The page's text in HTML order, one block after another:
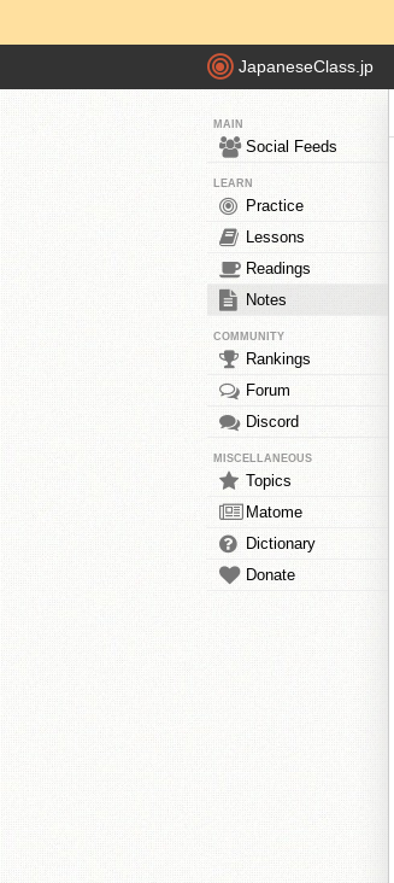
JapaneseClass.jp
MAIN
Social Feeds
LEARN
Practice
Lessons
Readings
Notes
COMMUNITY
Rankings
Forum
Discord
MISCELLANEOUS
Topics
Matome
Dictionary
Donate